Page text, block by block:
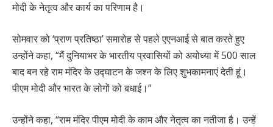
मोदी के नेतृत्व और कार्य का परिणाम है।
सोमवार को ‘प्राण प्रतिष्ठा’ समारोह से पहले एएनआई से बात करते हुए
उन्होंने कहा, “मैं दुनियाभर के भारतीय प्रवासियों को अयोध्या में 500 साल
बाद बन रहे राम मंदिर के उद्घाटन के जश्न के लिए शुभकामनाएं देती हूं।
पीएम मोदी और भारत के लोगों को बधाई।”
उन्होंने कहा, “राम मंदिर पीएम मोदी के काम और नेतृत्व का नतीजा है। उन्हें